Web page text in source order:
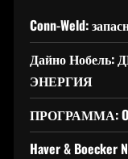
Conn-Weld:
Дайно
ЭНЕРГИЯ
ПРОГРАММА:
Haver & Boecker